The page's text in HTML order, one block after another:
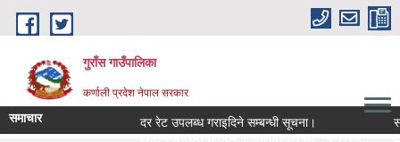
Skip to main content
गुराँस गाउँपालिका
कर्णाली प्रदेश नेपाल सरकार
समाचार दर रेट उपलब्ध गराइदिने सम्बन्धी सूचना।